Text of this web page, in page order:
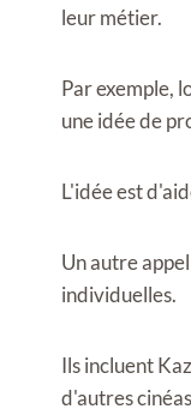
leur métier.
Par exemple,
une idée de
L'idée est
Un autre
individuelles.
Ils incluent
d'autres